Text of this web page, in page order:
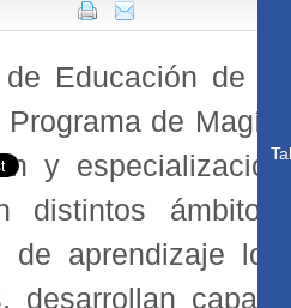
Educación de
de
y
distintos
de aprendizaje
desarrollan